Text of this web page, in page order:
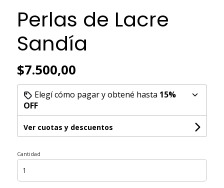
Perlas de Lacre
Sandía
$7.500,00
Elegí cómo pagar y obtené hasta 15%
OFF
Ver cuotas y descuentos
Cantidad